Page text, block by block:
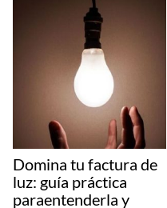
Domina tu factura de
luz: guía práctica
paraentenderla y